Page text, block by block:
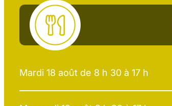
Mardi 18 août de 8 h 30 à 17 h